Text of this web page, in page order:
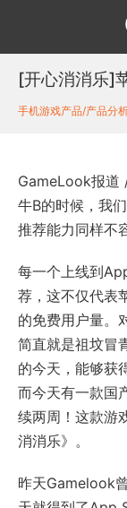
[开心消消乐]
手机游戏产品/产品分
GameLook报道
牛B的时候，我
推荐能力同样不
每一个上线到
荐，这不仅代表
的免费用户量。
简直就是祖坟冒
的今天，能够获
而今天有一款国
续两周！这款游
消消乐》。
昨天Gamelook